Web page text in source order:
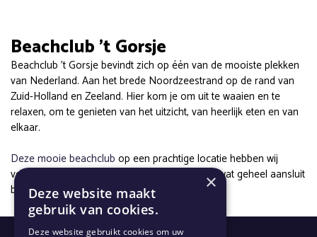
Beachclub ’t Gorsje
Beachclub ’t Gorsje bevindt zich op één van de mooiste plekken
van Nederland. Aan het brede Noordzeestrand op de rand van
Zuid-Holland en Zeeland. Hier kom je om uit te waaien en te
relaxen, om te genieten van het uitzicht, van heerlijk eten en van
elkaar.
Deze mooie beachclub op een prachtige locatie hebben wij
voorzien van nieuw, mooi en trendy
meubilairwat geheel aansluit
bij de stijl en uitstraling van Beachclub ’t Gorsje.
×
Deze website maakt
gebruik van cookies.
Deze website gebruikt cookies om uw